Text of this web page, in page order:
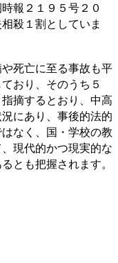
報２１９５号２０
殺１割としていま
死亡に至る事故も平
おり、そのうち５
摘するとおり、中高
にあり、事後的法的
なく、国・学校の教
現代的かつ現実的な
とも把握されます。